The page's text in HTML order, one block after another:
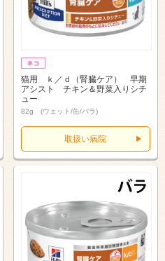
猫用 ｋ／ｄ（腎臓ケア） 早期
アシスト チキン＆野菜入りシチ
ュー
82g (ウェット/缶/バラ)
取扱い病院